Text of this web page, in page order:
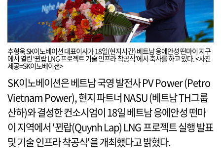
추형욱 SK이노베이션 대표이사가 18일(현지시간) 베트남 응에안성 떤마이 지구
에서 열린 ‘뀐랍 LNG 프로젝트 기술 인프라 착공식’에서 축사를 하고 있다. <사진
제공=SK이노베이션>
SK이노베이션은 베트남 국영 발전사 PV Power (Petro
Vietnam Power), 현지 파트너 NASU (베트남 TH그룹
산하)와 결성한 컨소시엄이 18일 베트남 응에안성 떤마
이 지역에서 '뀐랍(Quynh Lap) LNG 프로젝트 실행 발표
및 기술 인프라 착공식'을 개최했다고 밝혔다.